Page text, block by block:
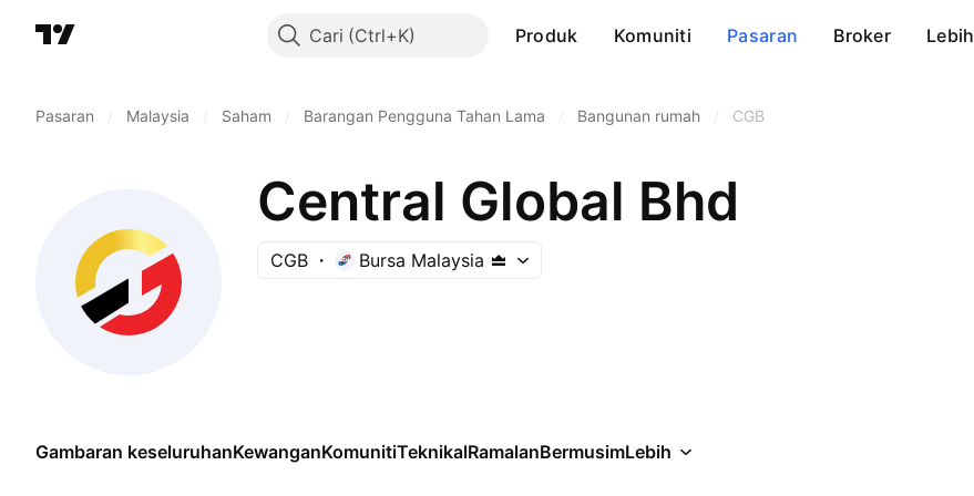
Cari Produk Komuniti Pasaran Broker Lebih
Pasaran Malaysia Saham Barangan Pengguna Tahan Lama Bangunan rumah CGB
Central Global Bhd
CGB Bursa Malaysia
Gambaran keseluruhanKewanganKomunitiTeknikalRamalanBermusimLebih